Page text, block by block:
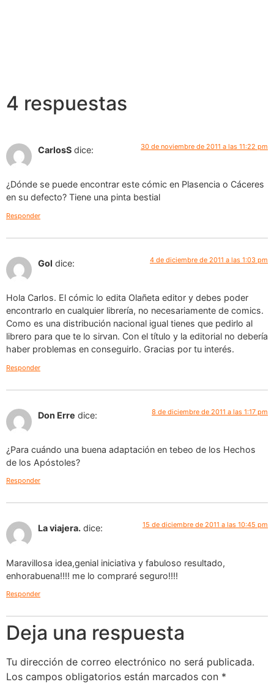
4 respuestas
CarlosS dice: 30 de noviembre de 2011 a las 11:22 pm
¿Dónde se puede encontrar este cómic en Plasencia o Cáceres
en su defecto? Tiene una pinta bestial
Responder
Gol dice: 4 de diciembre de 2011 a las 1:03 pm
Hola Carlos. El cómic lo edita Olañeta editor y debes poder
encontrarlo en cualquier librería, no necesariamente de comics.
Como es una distribución nacional igual tienes que pedirlo al
librero para que te lo sirvan. Con el título y la editorial no debería
haber problemas en conseguirlo. Gracias por tu interés.
Responder
Don Erre dice: 8 de diciembre de 2011 a las 1:17 pm
¿Para cuándo una buena adaptación en tebeo de los Hechos
de los Apóstoles?
Responder
La viajera. dice: 15 de diciembre de 2011 a las 10:45 pm
Maravillosa idea,genial iniciativa y fabuloso resultado,
enhorabuena!!!! me lo compraré seguro!!!!
Responder
Deja una respuesta
Tu dirección de correo electrónico no será publicada.
Los campos obligatorios están marcados con *